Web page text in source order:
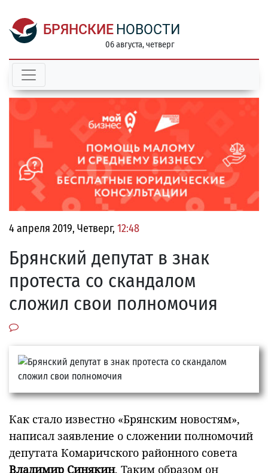
БРЯНСКИЕ НОВОСТИ
06 августа, четверг
4 апреля 2019, Четверг, 12:48
Брянский депутат в знак
протеста со скандалом
сложил свои полномочия
Как стало известно «Брянским новостям»,
написал заявление о сложении полномочий
депутата Комаричского районного совета
Владимир Синякин. Таким образом он